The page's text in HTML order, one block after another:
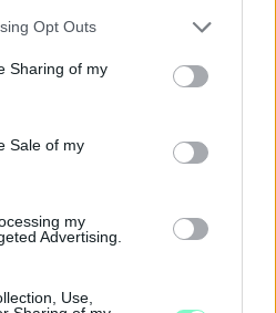
app uses one or more Google
behaviour. You may click to
and its third-party tags to
purposes in below Google
Opt Outs
Sharing of my
Sale of my
my
Advertising.
Use,